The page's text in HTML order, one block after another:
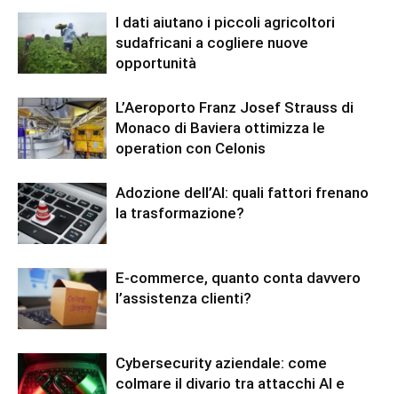
I dati aiutano i piccoli agricoltori
sudafricani a cogliere nuove
opportunità
L’Aeroporto Franz Josef Strauss di
Monaco di Baviera ottimizza le
operation con Celonis
Adozione dell’AI: quali fattori frenano
la trasformazione?
E-commerce, quanto conta davvero
l’assistenza clienti?
Cybersecurity aziendale: come
colmare il divario tra attacchi AI e